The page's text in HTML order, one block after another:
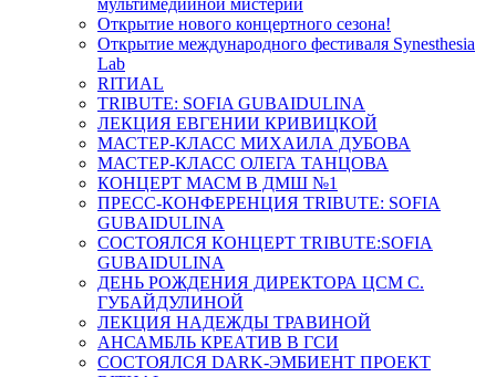
мультимедийной мистерии
Открытие нового концертного сезона!
Открытие международного фестиваля Synesthesia
Lab
RITИAL
TRIBUTE: SOFIA GUBAIDULINA
ЛЕКЦИЯ ЕВГЕНИИ КРИВИЦКОЙ
МАСТЕР-КЛАСС МИХАИЛА ДУБОВА
МАСТЕР-КЛАСС ОЛЕГА ТАНЦОВА
КОНЦЕРТ МАСМ В ДМШ №1
ПРЕСС-КОНФЕРЕНЦИЯ TRIBUTE: SOFIA
GUBAIDULINA
СОСТОЯЛСЯ КОНЦЕРТ TRIBUTE:SOFIA
GUBAIDULINA
ДЕНЬ РОЖДЕНИЯ ДИРЕКТОРА ЦСМ С.
ГУБАЙДУЛИНОЙ
ЛЕКЦИЯ НАДЕЖДЫ ТРАВИНОЙ
АНСАМБЛЬ КРЕАТИВ В ГСИ
СОСТОЯЛСЯ DARK-ЭМБИЕНТ ПРОЕКТ